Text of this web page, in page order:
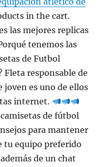
in the cart.
las mejores replicas
tenemos las
de Futbol
Fleta responsable de
es uno de ellos
internet.
de fútbol
para mantener
tu equipo preferido
de un chat